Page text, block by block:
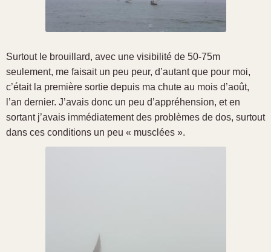
Surtout le brouillard, avec une visibilité de 50-75m
seulement, me faisait un peu peur, d’autant que pour moi,
c’était la première sortie depuis ma chute au mois d’août,
l’an dernier. J’avais donc un peu d’appréhension, et en
sortant j’avais immédiatement des problèmes de dos, surtout
dans ces conditions un peu « musclées ».